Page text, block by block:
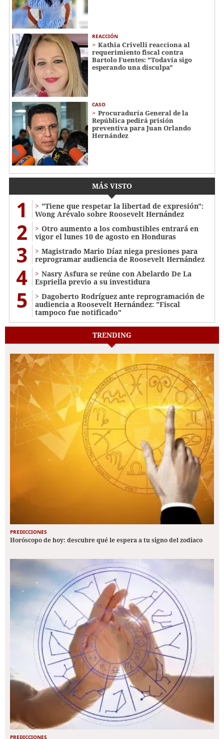
REACCIÓN
Kathia Crivelli reacciona al
requerimiento fiscal contra
Bartolo Fuentes: "Todavía sigo
esperando una disculpa"
CASO
Procuraduría General de la
República pedirá prisión
preventiva para Juan Orlando
Hernández
MÁS VISTO
1
"Tiene que respetar la libertad de expresión":
Wong Arévalo sobre Roosevelt Hernández
2
Otro aumento a los combustibles entrará en
vigor el lunes 10 de agosto en Honduras
3
Magistrado Mario Díaz niega presiones para
reprogramar audiencia de Roosevelt Hernández
4
Nasry Asfura se reúne con Abelardo De La
Espriella previo a su investidura
5
Dagoberto Rodríguez ante reprogramación de
audiencia a Roosevelt Hernández: "Fiscal
tampoco fue notificado"
TRENDING
PREDICCIONES
Horóscopo de hoy: descubre qué le espera a tu signo del zodiaco
PREDICCIONES